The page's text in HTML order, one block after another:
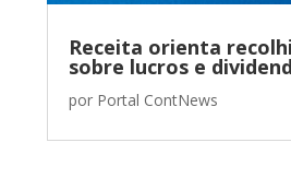
Receita orienta
sobre lucros e
por Portal ContNews